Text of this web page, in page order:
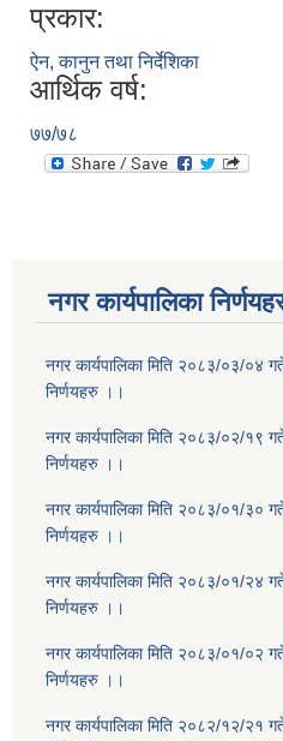
प्रकार:
ऐन, कानुन तथा निर्देशिका
आर्थिक वर्ष:
७७/७८
नगर कार्यपालिका
नगर कार्यपालिका मिति २०८३/०३/०४
निर्णयहरु ।।
नगर कार्यपालिका मिति २०८३/०२/१९
निर्णयहरु ।।
नगर कार्यपालिका मिति २०८३/०१/३०
निर्णयहरु ।।
नगर कार्यपालिका मिति २०८३/०१/२४
निर्णयहरु ।।
नगर कार्यपालिका मिति २०८३/०१/०२
निर्णयहरु ।।
नगर कार्यपालिका मिति २०८२/१२/२१